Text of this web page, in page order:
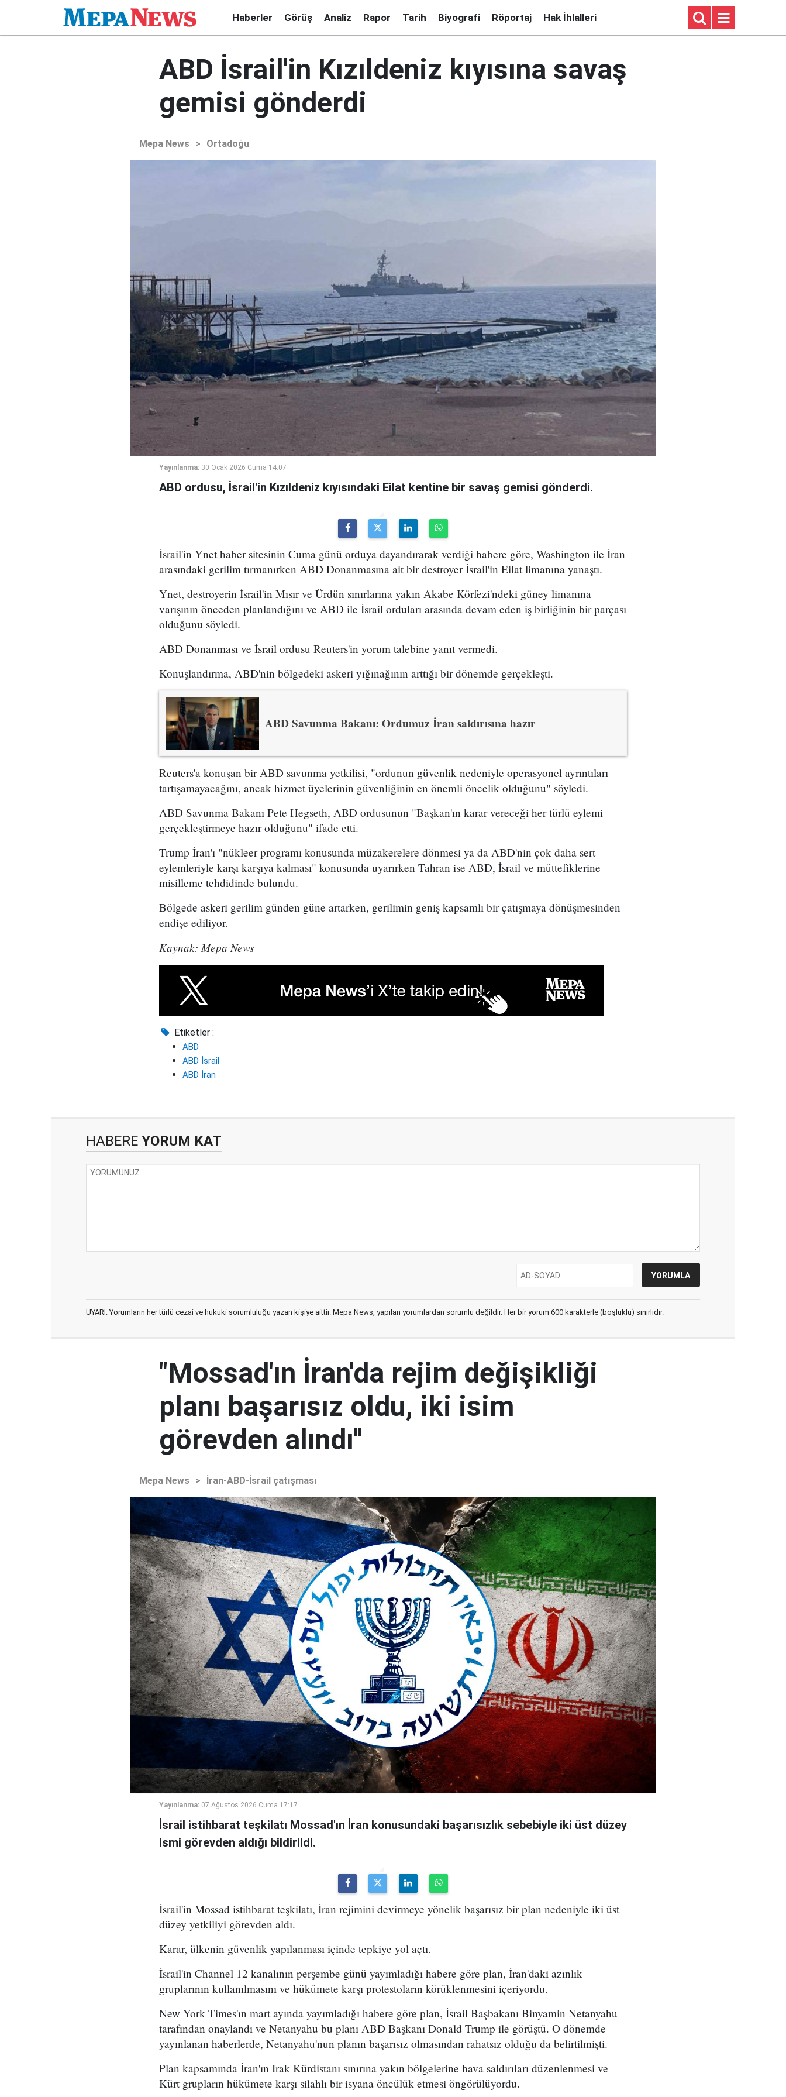
Haberler Görüş Analiz Rapor Tarih Biyografi Röportaj Hak İhlalleri
ABD İsrail'in Kızıldeniz kıyısına savaş
gemisi gönderdi
Mepa News > Ortadoğu
Yayınlanma: 30 Ocak 2026 Cuma 14:07
ABD ordusu, İsrail'in Kızıldeniz kıyısındaki Eilat kentine bir savaş gemisi gönderdi.
İsrail'in Ynet haber sitesinin Cuma günü orduya dayandırarak verdiği habere göre, Washington ile İran
arasındaki gerilim tırmanırken ABD Donanmasına ait bir destroyer İsrail'in Eilat limanına yanaştı.
Ynet, destroyerin İsrail'in Mısır ve Ürdün sınırlarına yakın Akabe Körfezi'ndeki güney limanına
varışının önceden planlandığını ve ABD ile İsrail orduları arasında devam eden iş birliğinin bir parçası
olduğunu söyledi.
ABD Donanması ve İsrail ordusu Reuters'in yorum talebine yanıt vermedi.
Konuşlandırma, ABD'nin bölgedeki askeri yığınağının arttığı bir dönemde gerçekleşti.
ABD Savunma Bakanı: Ordumuz İran saldırısına hazır
Reuters'a konuşan bir ABD savunma yetkilisi, "ordunun güvenlik nedeniyle operasyonel ayrıntıları
tartışamayacağını, ancak hizmet üyelerinin güvenliğinin en önemli öncelik olduğunu" söyledi.
ABD Savunma Bakanı Pete Hegseth, ABD ordusunun "Başkan'ın karar vereceği her türlü eylemi
gerçekleştirmeye hazır olduğunu" ifade etti.
Trump İran'ı "nükleer programı konusunda müzakerelere dönmesi ya da ABD'nin çok daha sert
eylemleriyle karşı karşıya kalması" konusunda uyarırken Tahran ise ABD, İsrail ve müttefiklerine
misilleme tehdidinde bulundu.
Bölgede askeri gerilim günden güne artarken, gerilimin geniş kapsamlı bir çatışmaya dönüşmesinden
endişe ediliyor.
Kaynak: Mepa News
Etiketler :
ABD
ABD İsrail
ABD İran
HABERE YORUM KAT
UYARI: Yorumların her türlü cezai ve hukuki sorumluluğu yazan kişiye aittir. Mepa News, yapılan yorumlardan sorumlu değildir. Her bir yorum 600 karakterle (boşluklu) sınırlıdır.
"Mossad'ın İran'da rejim değişikliği
planı başarısız oldu, iki isim
görevden alındı"
Mepa News > İran-ABD-İsrail çatışması
Yayınlanma: 07 Ağustos 2026 Cuma 17:17
İsrail istihbarat teşkilatı Mossad'ın İran konusundaki başarısızlık sebebiyle iki üst düzey
ismi görevden aldığı bildirildi.
İsrail'in Mossad istihbarat teşkilatı, İran rejimini devirmeye yönelik başarısız bir plan nedeniyle iki üst
düzey yetkiliyi görevden aldı.
Karar, ülkenin güvenlik yapılanması içinde tepkiye yol açtı.
İsrail'in Channel 12 kanalının perşembe günü yayımladığı habere göre plan, İran'daki azınlık
gruplarının kullanılmasını ve hükümete karşı protestoların körüklenmesini içeriyordu.
New York Times'ın mart ayında yayımladığı habere göre plan, İsrail Başbakanı Binyamin Netanyahu
tarafından onaylandı ve Netanyahu bu planı ABD Başkanı Donald Trump ile görüştü. O dönemde
yayınlanan haberlerde, Netanyahu'nun planın başarısız olmasından rahatsız olduğu da belirtilmişti.
Plan kapsamında İran'ın Irak Kürdistanı sınırına yakın bölgelerine hava saldırıları düzenlenmesi ve
Kürt grupların hükümete karşı silahlı bir isyana öncülük etmesi öngörülüyordu.